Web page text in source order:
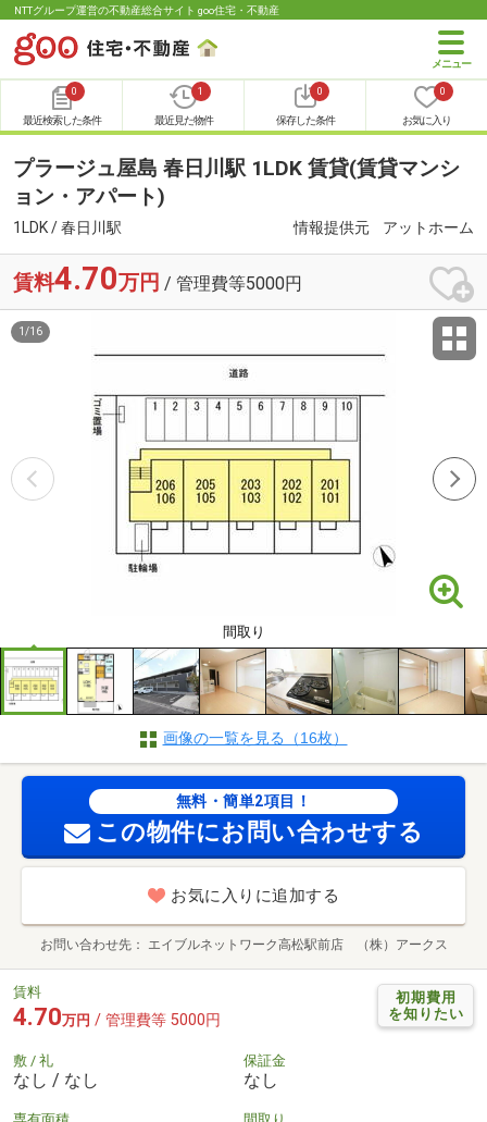
NTTグループ運営の不動産総合サイト goo住宅・不動産
0
最近検索した条件
1
最近見た物件
0
保存した条件
0
お気に入り
プラージュ屋島 春日川駅 1LDK 賃貸(賃貸マンシ
ョン・アパート)
1LDK / 春日川駅 情報提供元 アットホーム
賃料4.70万円 / 管理費等5000円
間取り
1 /16
画像の一覧を見る（16枚）
無料・簡単2項目！
この物件にお問い合わせする
お気に入りに追加する
お問い合わせ先 エイブルネットワーク高松駅前店 （株）アークス
初期費用
を知りたい
賃料
4.70万円 / 管理費等 5000円
敷 / 礼
なし / なし
保証金
なし